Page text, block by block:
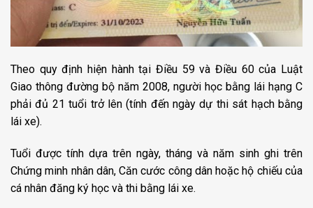
Theo quy định hiện hành tại Điều 59 và Điều 60 của Luật
Giao thông đường bộ năm 2008, người học bằng lái hạng C
phải đủ 21 tuổi trở lên (tính đến ngày dự thi sát hạch bằng
lái xe).
Tuổi được tính dựa trên ngày, tháng và năm sinh ghi trên
Chứng minh nhân dân, Căn cước công dân hoặc hộ chiếu của
cá nhân đăng ký học và thi bằng lái xe.